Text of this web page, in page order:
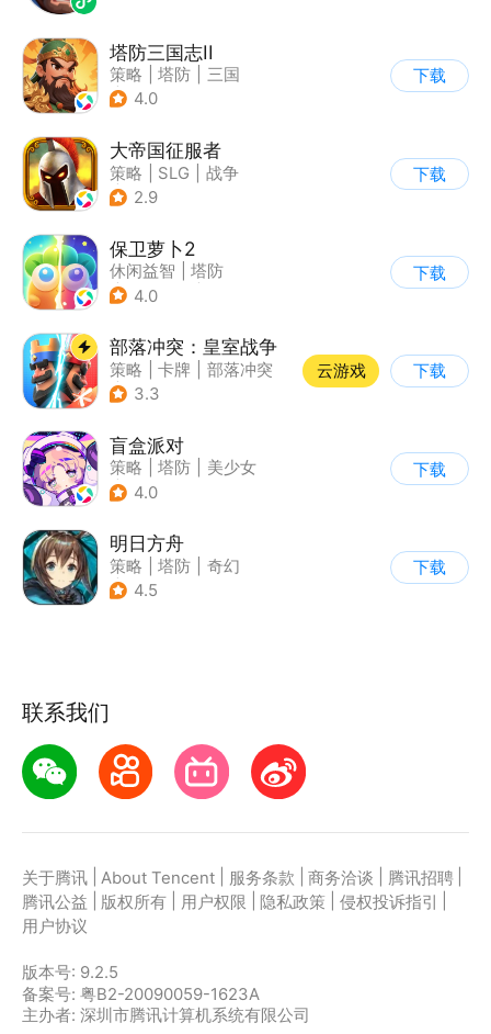
塔防三国志II
策略 塔防
三国
| 卡通
4.0
下载
大帝国征服者
策略 SLG
战争
| 帝国时代
2.9
下载
保卫萝卜2
休闲益智
塔防
| 保卫萝卜
4.0
下载
部落冲突：皇室战争
策略 卡牌
部落冲突
| 卡通
3.3
云游戏 下载
盲盒派对
策略 塔防
美少女
| 卡通
4.0
下载
明日方舟
策略 塔防
奇幻
| 废土
4.5
下载
联系我们
关于腾讯 About Tencent 服务条款 商务洽谈 腾讯招聘
腾讯公益
版权所有 用户权限 隐私政策 侵权投诉指引
用户协议
版本号: 9.2.5
备案号: 粤B2-20090059-1623A
主办者: 深圳市腾讯计算机系统有限公司